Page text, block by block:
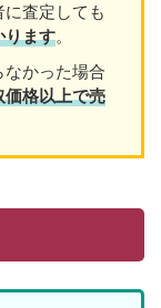
査定しても
ります。
かった場合
価格以上で売